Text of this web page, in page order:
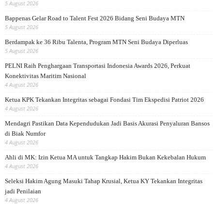
5 August 2026
Bappenas Gelar Road to Talent Fest 2026 Bidang Seni Budaya MTN
5 August 2026
Berdampak ke 36 Ribu Talenta, Program MTN Seni Budaya Diperluas
5 August 2026
PELNI Raih Penghargaan Transportasi Indonesia Awards 2026, Perkuat
Konektivitas Maritim Nasional
4 August 2026
Ketua KPK Tekankan Integritas sebagai Fondasi Tim Ekspedisi Patriot 2026
4 August 2026
Mendagri Pastikan Data Kependudukan Jadi Basis Akurasi Penyaluran Bansos
di Biak Numfor
4 August 2026
Ahli di MK: Izin Ketua MA untuk Tangkap Hakim Bukan Kekebalan Hukum
4 August 2026
Seleksi Hakim Agung Masuki Tahap Krusial, Ketua KY Tekankan Integritas
jadi Penilaian
4 August 2026